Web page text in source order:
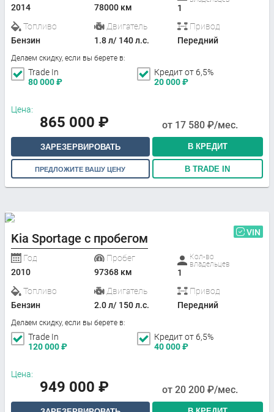
2014 78000 км
1
Топливо
Бензин
Двигатель
1.8 л/ 140 л.с.
Привод
Передний
Делаем скидку, если вы берете в:
Trade In
80 000₽
Кредит от 6,5%
20 000₽
Цена:
865 000 ₽ от 17 580 ₽/мес.
ЗАРЕЗЕРВИРОВАТЬ В КРЕДИТ
ПРЕДЛОЖИТЕ ВАШУ ЦЕНУ В TRADE IN
Kia Sportage с пробегом VIN
Год
2010
Пробег
97368 км
Кол-во
владельцев
1
Топливо
Бензин
Двигатель
2.0 л/ 150 л.с.
Привод
Передний
Делаем скидку, если вы берете в:
Trade In
120 000₽
Кредит от 6,5%
40 000₽
Цена:
949 000 ₽ от 20 200 ₽/мес.